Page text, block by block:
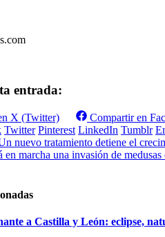
entrada:
X (Twitter) Compartir en
Twitter Pinterest LinkedIn Tumblr
nuevo tratamiento detiene el
en marcha una invasión de
a Castilla y León: eclipse,